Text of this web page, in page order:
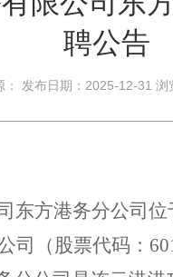
聘公告
： 发布日期：2025-12-31 浏
东方港务分公司
司（股票代码：